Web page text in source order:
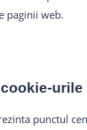
paginii web.
punctul